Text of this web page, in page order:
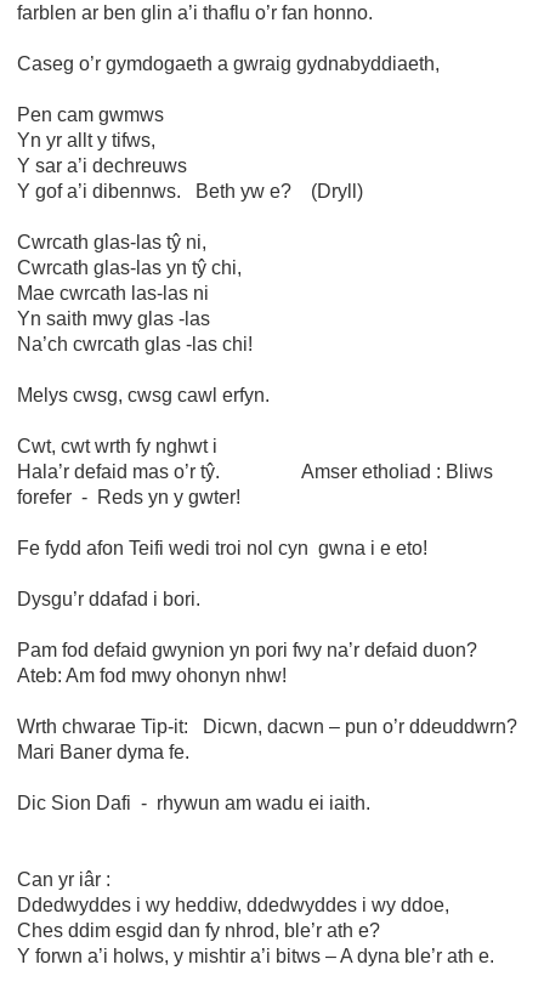
farblen ar ben glin a’i thaflu o’r fan honno.
Caseg o’r gymdogaeth a gwraig gydnabyddiaeth,
Pen cam gwmws
Yn yr allt y tifws,
Y sar a’i dechreuws
Y gof a’i dibennws. Beth yw e? (Dryll)
Cwrcath glas-las tŷ ni,
Cwrcath glas-las yn tŷ chi,
Mae cwrcath las-las ni
Yn saith mwy glas -las
Na’ch cwrcath glas -las chi!
Melys cwsg, cwsg cawl erfyn.
Cwt, cwt wrth fy nghwt i
Hala’r defaid mas o’r tŷ. Amser etholiad : Bliws
forefer - Reds yn y gwter!
Fe fydd afon Teifi wedi troi nol cyn gwna i e eto!
Dysgu’r ddafad i bori.
Pam fod defaid gwynion yn pori fwy na’r defaid duon?
Ateb: Am fod mwy ohonyn nhw!
Wrth chwarae Tip-it: Dicwn, dacwn – pun o’r ddeuddwrn?
Mari Baner dyma fe.
Dic Sion Dafi - rhywun am wadu ei iaith.
Can yr iâr :
Ddedwyddes i wy heddiw, ddedwyddes i wy ddoe,
Ches ddim esgid dan fy nhrod, ble’r ath e?
Y forwn a’i holws, y mishtir a’i bitws – A dyna ble’r ath e.